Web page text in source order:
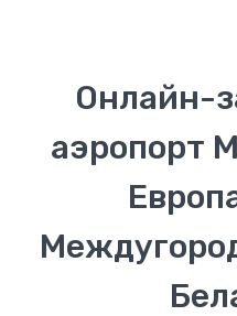
Онлайн-
аэропорт